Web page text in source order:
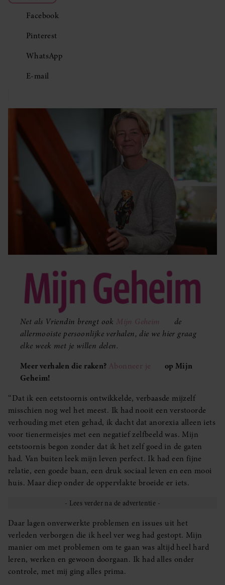
Facebook
Pinterest
WhatsApp
E-mail
Net als Vriendin brengt ook Mijn Geheim
de
allermooiste persoonlijke verhalen, die we hier graag
elke week met je willen delen.
Meer verhalen die raken? Abonneer je
op Mijn
Geheim!
‘‘Dat ik een eetstoornis ontwikkelde, verbaasde mijzelf
misschien nog wel het meest. Ik had nooit een verstoorde
verhouding met eten gehad, ik dacht dat anorexia alleen iets
voor tienermeisjes met een negatief zelfbeeld was. Mijn
eetstoornis begon zonder dat ik het zelf goed in de gaten
had. Van buiten leek mijn leven perfect. Ik had een fijne
relatie, een goede baan, een druk sociaal leven en een mooi
huis. Maar diep onder de oppervlakte broeide er iets.
Daar lagen onverwerkte problemen en issues uit het
verleden verborgen die ik heel ver weg had gestopt. Mijn
manier om met problemen om te gaan was altijd heel hard
leren, werken en gewoon doorgaan. Ik had alles onder
controle, met mij ging alles prima.